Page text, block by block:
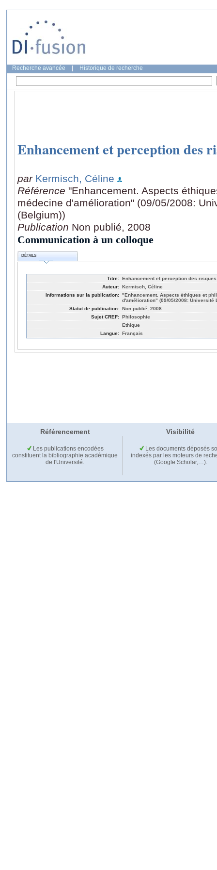
Recherche avancée Historique de recherche
Enhancement et perception des
par Kermisch, Céline
Référence "Enhancement. Aspects
médecine d'amélioration" (09/05/2008:
(Belgium))
Publication Non publié, 2008
Communication à un colloque
DÉTAILS
Titre: Enhancement et perception des risques
Auteur: Kermisch, Céline
Informations sur la publication: "Enhancement. Aspects éthiques et
d'amélioration" (09/05/2008: Université
Statut de publication: Non publié, 2008
Sujet CREF: Philosophie
Ethique
Langue: Français
Référencement Visibilité
Les publications encodées
constituent la bibliographie académique
de l'Université.
Les documents déposés
indexés par les moteurs de
(Google Scholar,…).